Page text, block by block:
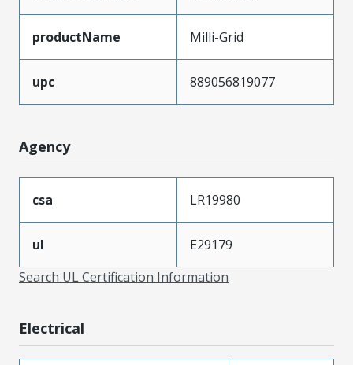
productName Milli-Grid
upc 889056819077
Agency
csa LR19980
ul
E29179
Search UL Certification Information
Electrical